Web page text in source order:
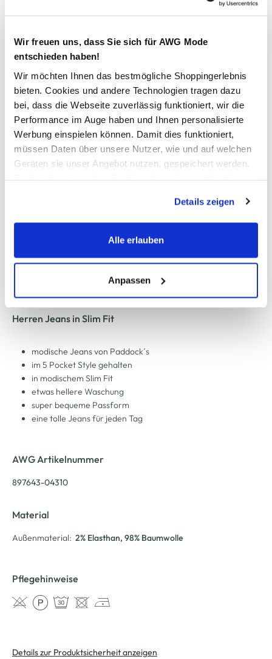
Wir freuen uns, dass Sie sich für AWG Mode
entschieden haben!
Wir möchten Ihnen das bestmögliche Shoppingerlebnis
bieten. Cookies und andere Technologien tragen dazu
bei, dass die Webseite zuverlässig funktioniert, wir die
Performance im Auge haben und Ihnen personalisierte
Werbung einspielen können. Damit dies funktioniert,
müssen Daten über unsere Nutzer, wie und auf welchen
Geräten sie unser Angebot nutzen, gespeichert werden.
werden, werden bei der Nutzung der Webseite auf jeden
Fall gesetzt. Cookies von Drittanbietern für Analyse- oder
Trackingzwecke werden nur dann aktiviert, wenn Sie das
erlauben" bzw. "Alle erlauben" klicken. Mehr dazu
(einschließlich der Möglichkeit, die Einwilligungserklärung
zu ändern oder zu widerrufen) erfahren Sie in unserem
Cookie-Hinweisbzw. derDatenschutzerklärung.
Details zeigen
Alle erlauben
Anpassen
Bitte wählen Sie eine Größe aus
Verfügbar
In den Warenkorb
Kostenfreie Rücksendung innerhalb 14 Tage
Zur Wunschliste hinzufügen
Herren Jeans in Slim Fit
modische Jeans von Paddock´s
im 5 Pocket Style gehalten
in modischem Slim Fit
etwas hellere Waschung
super bequeme Passform
eine tolle Jeans für jeden Tag
AWG Artikelnummer
897643-04310
Material
Außenmaterial: 2% Elasthan, 98% Baumwolle
Pflegehinweise
Details zur Produktsicherheit anzeigen